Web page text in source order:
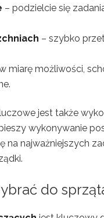
– podzielcie się
– szybko
miarę możliwości,
jest także
wykonywanie
na najważniejszych
do